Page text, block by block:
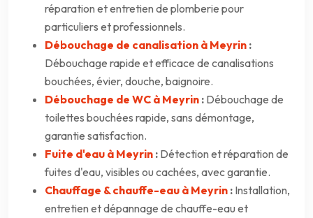
réparation et entretien de plomberie pour
particuliers et professionnels.
Débouchage de canalisation à Meyrin :
Débouchage rapide et efficace de canalisations
bouchées, évier, douche, baignoire.
Débouchage de WC à Meyrin : Débouchage de
toilettes bouchées rapide, sans démontage,
garantie satisfaction.
Fuite d'eau à Meyrin : Détection et réparation de
fuites d'eau, visibles ou cachées, avec garantie.
Chauffage & chauffe-eau à Meyrin : Installation,
entretien et dépannage de chauffe-eau et